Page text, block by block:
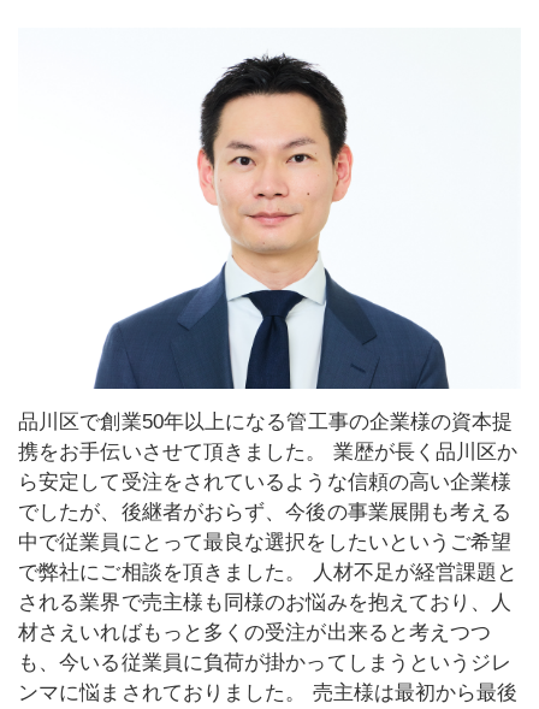
品川区で創業50年以上になる管工事の企業様の資本提
携をお手伝いさせて頂きました。 業歴が長く品川区か
ら安定して受注をされているような信頼の高い企業様
でしたが、後継者がおらず、今後の事業展開も考える
中で従業員にとって最良な選択をしたいというご希望
で弊社にご相談を頂きました。 人材不足が経営課題と
される業界で売主様も同様のお悩みを抱えており、人
材さえいればもっと多くの受注が出来ると考えつつ
も、今いる従業員に負荷が掛かってしまうというジレ
ンマに悩まされておりました。 売主様は最初から最後